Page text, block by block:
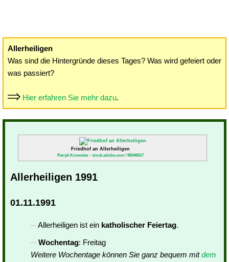
Allerheiligen
Was sind die Hintergründe dieses Tages? Was wird gefeiert oder
was passiert?
Hier erfahren Sie mehr dazu.
Friedhof an Allerheiligen
Patryk Kosmider - stock.adobe.com / 95046517
Allerheiligen 1991
01.11.1991
Allerheiligen ist ein katholischer Feiertag.
Wochentag: Freitag
Weitere Wochentage können Sie ganz bequem mitdem